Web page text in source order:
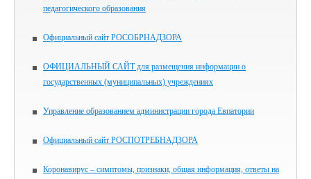
педагогического образования
Официальный сайт РОСОБРНАДЗОРА
ОФИЦИАЛЬНЫЙ САЙТ для размещения информации о
государственных (муниципальных) учреждениях
Управление образованием администрации города Евпатории
Официальный сайт РОСПОТРЕБНАДЗОРА
Коронавирус – симптомы, признаки, общая информация, ответы на